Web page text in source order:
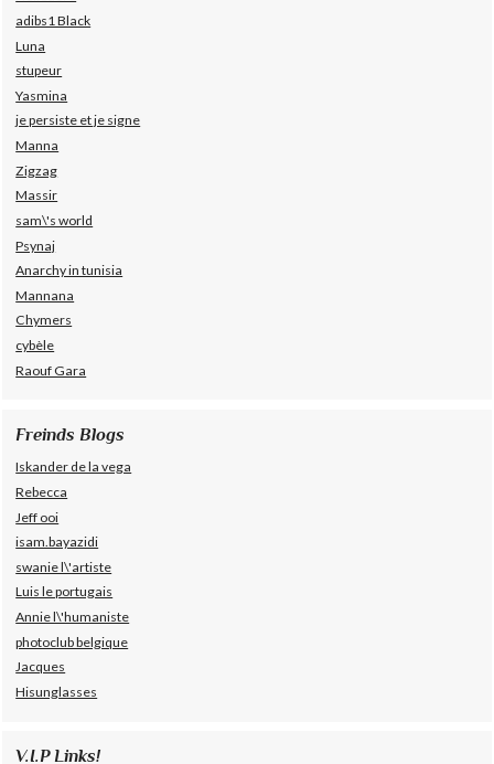
adibs1 Black
Luna
stupeur
Yasmina
je persiste et je signe
Manna
Zigzag
Massir
sam\'s world
Psynaj
Anarchy in tunisia
Mannana
Chymers
cybèle
Raouf Gara
Freinds Blogs
Iskander de la vega
Rebecca
Jeff ooi
isam.bayazidi
swanie l\'artiste
Luis le portugais
Annie l\'humaniste
photoclub belgique
Jacques
Hisunglasses
V.I.P Links!